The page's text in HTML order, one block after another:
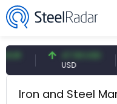
USD
Iron and Steel